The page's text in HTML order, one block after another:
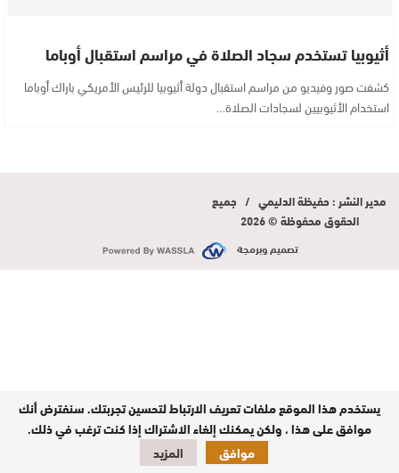
أثيوبيا تستخدم سجاد الصلاة في مراسم استقبال أوباما
كشفت صور وفيديو من مراسم استقبال دولة أثيوبيا للرئيس الأمريكي باراك أوباما
استخدام الأثيوبيين لسجادات الصلاة…
مدير النشر : حفيظة الدليمي / جميع
الحقوق محفوظة © 2026
تصميم وبرمجة
يستخدم هذا الموقع ملفات تعريف الارتباط لتحسين تجربتك. سنفترض أنك
موافق على هذا ، ولكن يمكنك إلغاء الاشتراك إذا كنت ترغب في ذلك.
موافق
المزيد